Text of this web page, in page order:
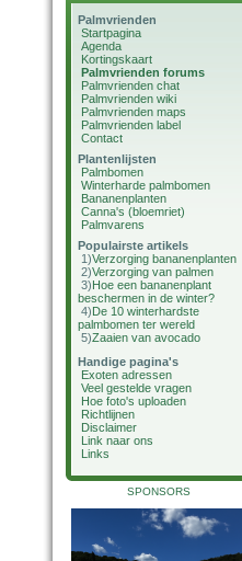
Palmvrienden
Startpagina
Agenda
Kortingskaart
Palmvrienden forums
Palmvrienden chat
Palmvrienden wiki
Palmvrienden maps
Palmvrienden label
Contact
Plantenlijsten
Palmbomen
Winterharde palmbomen
Bananenplanten
Canna's (bloemriet)
Palmvarens
Populairste artikels
1)Verzorging bananenplanten
2)Verzorging van palmen
3)Hoe een bananenplant
beschermen in de winter?
4)De 10 winterhardste
palmbomen ter wereld
5)Zaaien van avocado
Handige pagina's
Exoten adressen
Veel gestelde vragen
Hoe foto's uploaden
Richtlijnen
Disclaimer
Link naar ons
Links
SPONSORS